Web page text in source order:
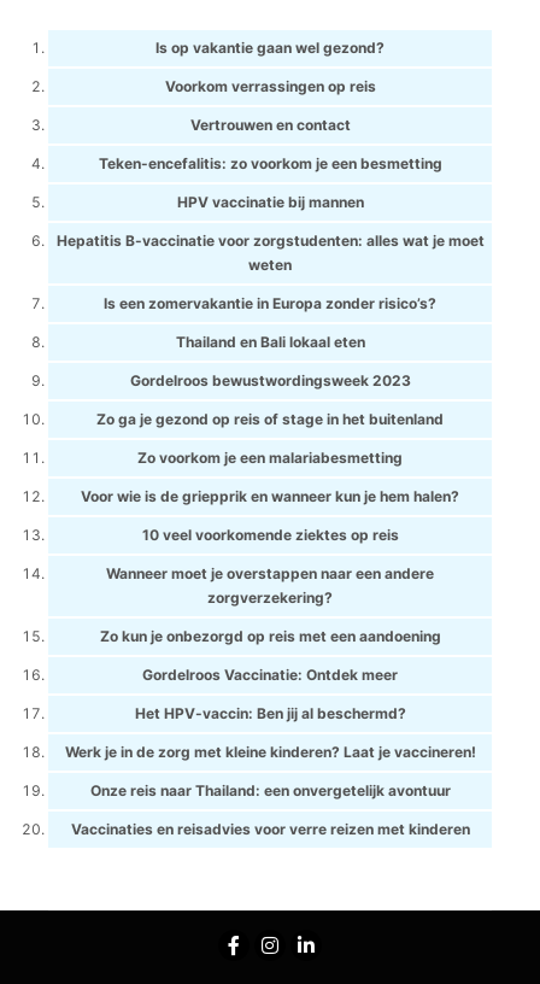
Is op vakantie gaan wel gezond?
Voorkom verrassingen op reis
Vertrouwen en contact
Teken-encefalitis: zo voorkom je een besmetting
HPV vaccinatie bij mannen
Hepatitis B-vaccinatie voor zorgstudenten: alles wat je moet
weten
Is een zomervakantie in Europa zonder risico’s?
Thailand en Bali lokaal eten
Gordelroos bewustwordingsweek 2023
Zo ga je gezond op reis of stage in het buitenland
Zo voorkom je een malariabesmetting
Voor wie is de griepprik en wanneer kun je hem halen?
10 veel voorkomende ziektes op reis
Wanneer moet je overstappen naar een andere
zorgverzekering?
Zo kun je onbezorgd op reis met een aandoening
Gordelroos Vaccinatie: Ontdek meer
Het HPV-vaccin: Ben jij al beschermd?
Werk je in de zorg met kleine kinderen? Laat je vaccineren!
Onze reis naar Thailand: een onvergetelijk avontuur
Vaccinaties en reisadvies voor verre reizen met kinderen